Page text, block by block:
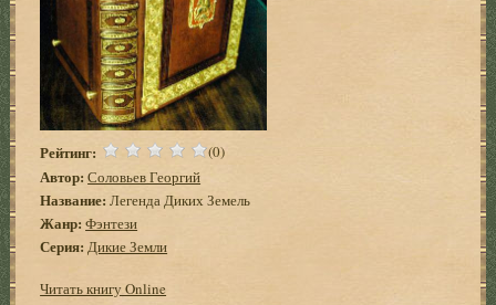
Рейтинг: (0)
Автор: Соловьев Георгий
Название: Легенда Диких Земель
Жанр: Фэнтези
Серия: Дикие Земли
Читать книгу Online